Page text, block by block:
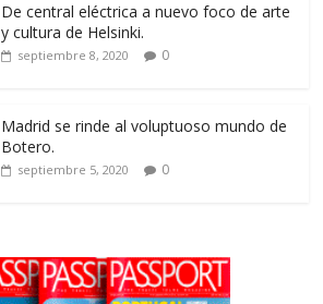
De central eléctrica a nuevo foco de arte
y cultura de Helsinki.
septiembre 8, 2020 0
Madrid se rinde al voluptuoso mundo de
Botero.
septiembre 5, 2020 0